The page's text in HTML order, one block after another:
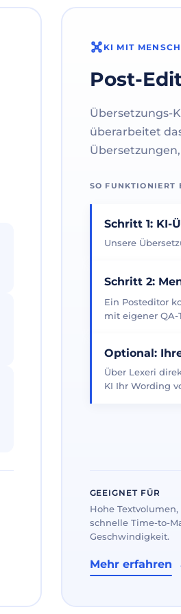
KI MIT
Post-
Übersetzungs-
überarbeitet
SO FUNKTIONIERT
Schritt 1: KI-
Unsere
Schritt 2:
Ein Posteditor
mit eigener QA-
Optional:
Über Lexeri
KI Ihr Wording
GEEIGNET FÜR
Hohe
schnelle Time-to-
Geschwindigkeit.
Mehr erfahren